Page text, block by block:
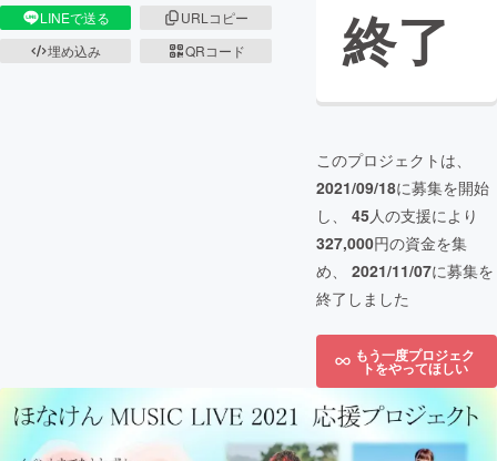
LINEで送る
URLコピー
埋め込み
QRコード 終了
このプロジェクトは、
2021/09/18に募集を開始
し、 45人の支援により
327,000円の資金を集
め、 2021/11/07に募集を
終了しました
もう一度プロジェク
トをやってほしい